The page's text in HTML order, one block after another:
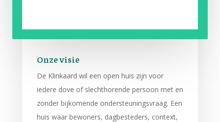
Onze visie
De Klinkaard wil een open huis zijn voor
iedere dove of slechthorende persoon met en
zonder bijkomende ondersteuningsvraag. Een
huis waar bewoners, dagbesteders, context,